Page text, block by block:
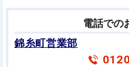
電話での
錦糸町営業部